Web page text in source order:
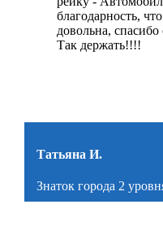
благодарность,
довольна,
Так держать!!!!
Татьяна И.
Знаток города 2